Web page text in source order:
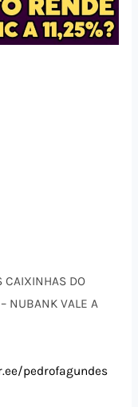
CAIXINHAS DO
NUBANK VALE A
pedrofagundes